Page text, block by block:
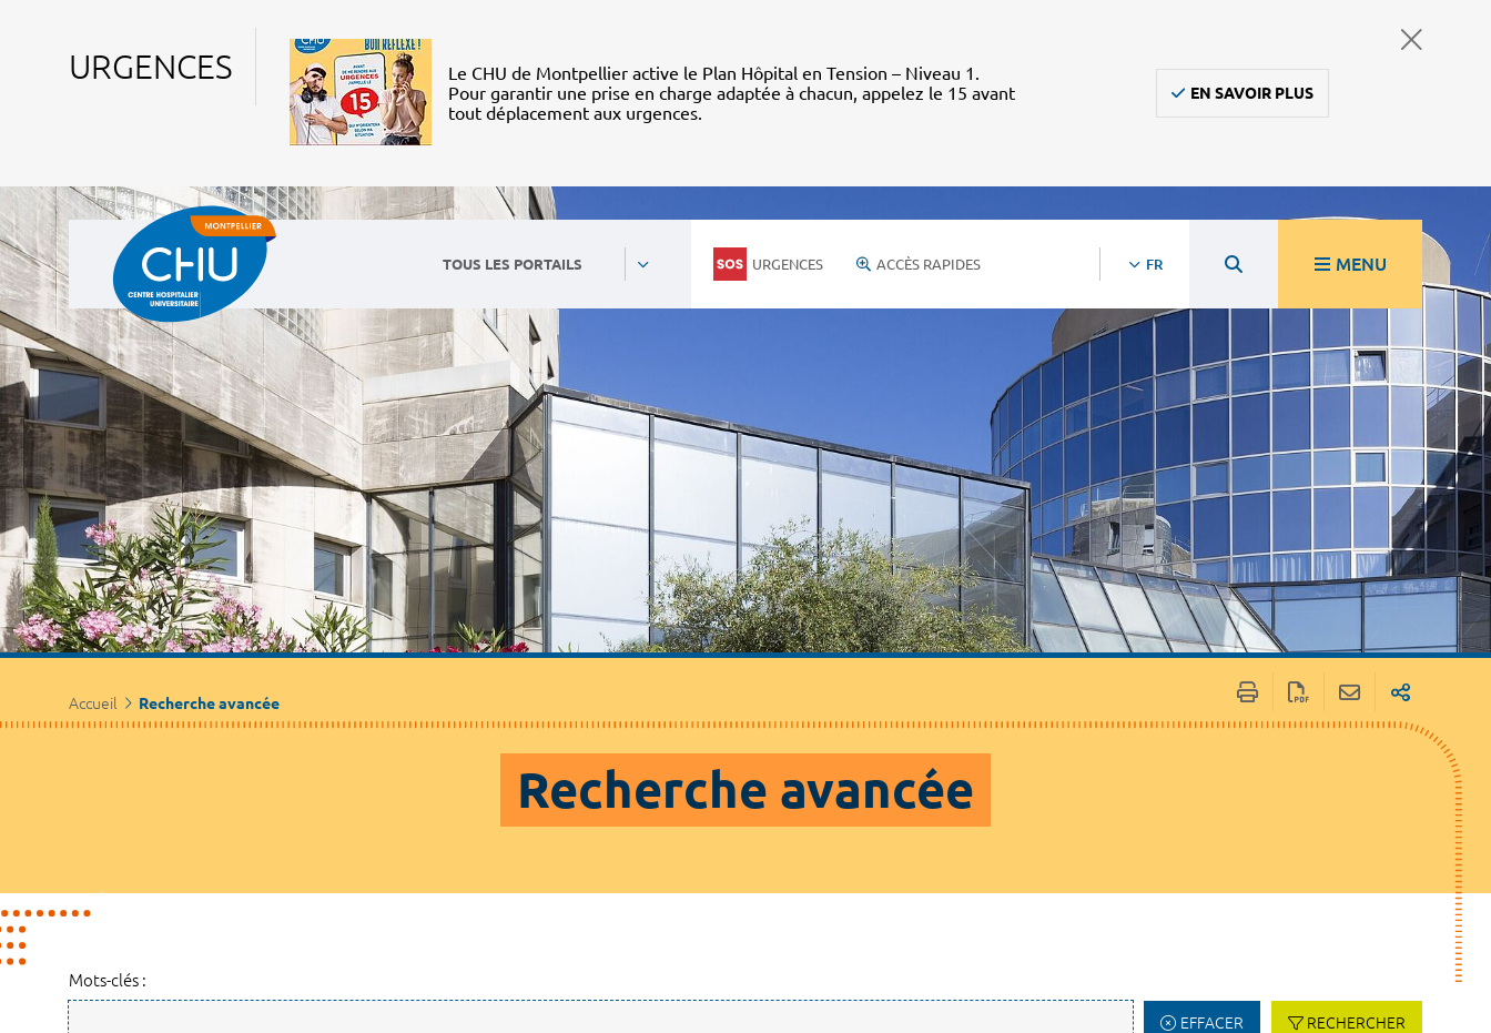
URGENCES
Le CHU de Montpellier active le Plan Hôpital en Tension – Niveau 1.
Pour garantir une prise en charge adaptée à chacun, appelez le 15 avant
tout déplacement aux urgences.
EN SAVOIR PLUS
TOUS LES PORTAILS URGENCES ACCÈS RAPIDES FR MENU
Accueil Recherche avancée
Recherche avancée
Mots-clés :
EFFACER RECHERCHER